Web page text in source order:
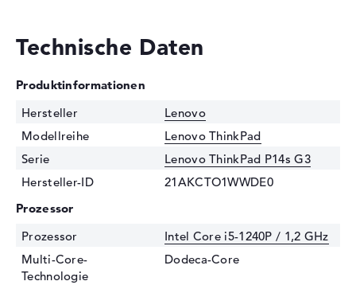
Technische Daten
Produktinformationen
Hersteller
Lenovo
Modellreihe
Lenovo ThinkPad
Serie
Lenovo ThinkPad P14s G3
Hersteller-ID
21AKCTO1WWDE0
Prozessor
Prozessor
Intel Core i5-1240P / 1,2 GHz
Multi-Core-
Technologie
Dodeca-Core